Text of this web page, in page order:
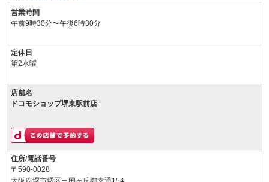
営業時間
午前9時30分〜午後6時30分
定休日
第2水曜
店舗名
ドコモショップ堺東駅前店
住所/電話番号
〒590-0028